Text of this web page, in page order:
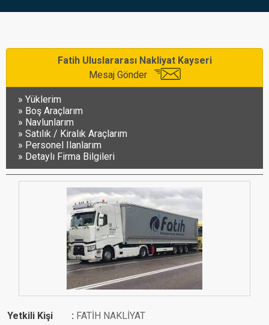
Fatih Uluslararası Nakliyat Kayseri
Mesaj Gönder
Yüklerim
Boş Araçlarım
Navlunlarım
Satılık / Kiralık Araçlarım
Personel Ilanlarım
Detaylı Firma Bilgileri
Yetkili Kişi
FATİH NAKLİYAT